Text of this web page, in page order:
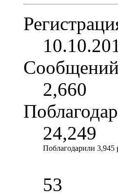
Сообщений
2,660
24,249
Поблагодарили 3,945
53